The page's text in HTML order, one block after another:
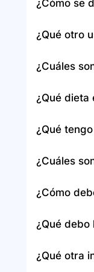
¿Cómo se
día, con
¿Qué otro
¿Cuáles
sustancias.
¿Qué dieta
¿Qué
tome una
¿Cuáles
piel, ojos,
consulte a
¿Cómo
¿Qué
¿Qué otra